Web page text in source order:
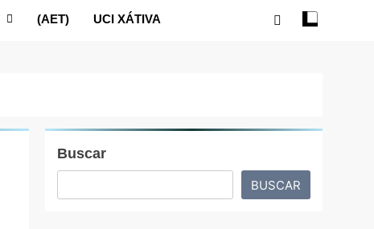
(AET) UCI XÁTIVA
Buscar
BUSCAR